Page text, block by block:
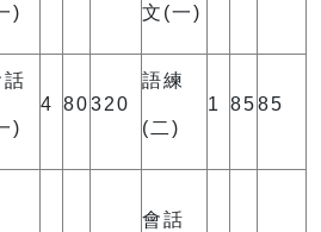
) 文(一)
話
)
4 80320
語練
(二)
1 8585
會話